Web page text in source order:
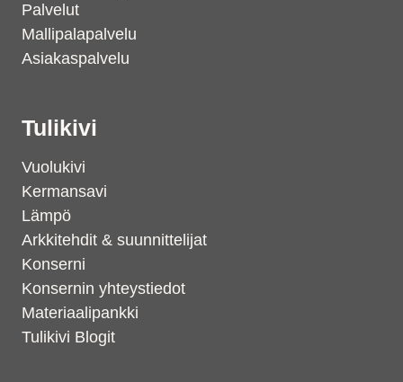
Palvelut
Mallipalapalvelu
Asiakaspalvelu
Tulikivi
Vuolukivi
Kermansavi
Lämpö
Arkkitehdit & suunnittelijat
Konserni
Konsernin yhteystiedot
Materiaalipankki
Tulikivi Blogit